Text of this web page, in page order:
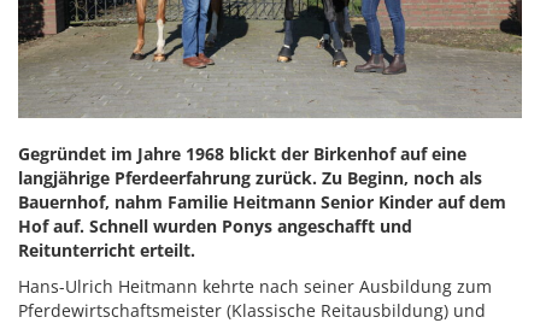
Gegründet im Jahre 1968 blickt der Birkenhof auf eine
langjährige Pferdeerfahrung zurück. Zu Beginn, noch als
Bauernhof, nahm Familie Heitmann Senior Kinder auf dem
Hof auf. Schnell wurden Ponys angeschafft und
Reitunterricht erteilt.
Hans-Ulrich Heitmann kehrte nach seiner Ausbildung zum
Pferdewirtschaftsmeister (Klassische Reitausbildung) und